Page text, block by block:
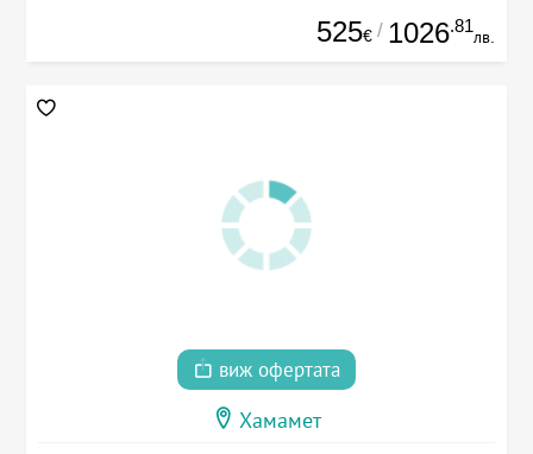
525€ / 1026.81
лв.
виж офертата
Хамамет